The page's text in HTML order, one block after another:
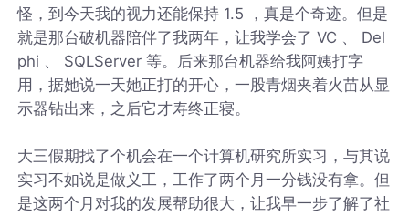
怪，到今天我的视力还能保持 1.5 ，真是个奇迹。但是
就是那台破机器陪伴了我两年，让我学会了 VC 、 Del
phi 、 SQLServer 等。后来那台机器给我阿姨打字
用，据她说一天她正打的开心，一股青烟夹着火苗从显
示器钻出来，之后它才寿终正寝。
大三假期找了个机会在一个计算机研究所实习，与其说
实习不如说是做义工，工作了两个月一分钱没有拿。但
是这两个月对我的发展帮助很大，让我早一步了解了社